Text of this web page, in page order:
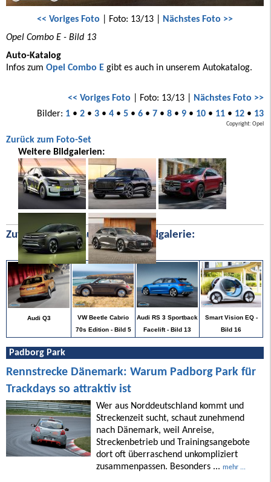
<< Voriges Foto | Foto: 13/13 | Nächstes Foto >>
Opel Combo E - Bild 13
Auto-Katalog
Infos zum Opel Combo E gibt es auch in unserem Autokatalog.
<< Voriges Foto | Foto: 13/13 | Nächstes Foto >>
Bilder: 1• 2• 3• 4• 5• 6• 7• 8• 9• 10• 11• 12• 13
Copyright: Opel
Zurück zum Foto-Set
Weitere Bildgalerien:
Zufällige Bilder aus unserer Bildgalerie:
Audi Q3
VW Beetle Cabrio
70s Edition - Bild 5
Audi RS 3 Sportback
Facelift - Bild 13
Smart Vision EQ -
Bild 16
Padborg Park
Rennstrecke Dänemark: Warum Padborg Park für
Trackdays so attraktiv ist
Wer aus Norddeutschland kommt und
Streckenzeit sucht, schaut zunehmend
nach Dänemark, weil Anreise,
Streckenbetrieb und Trainingsangebote
dort oft überraschend unkompliziert
zusammenpassen. Besonders ... mehr ...